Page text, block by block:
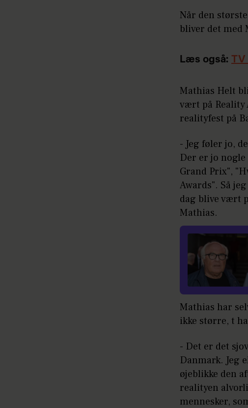
Når den
bliver det med
Læs også: TV
Mathias Helt
vært på Reality
realityfest på
- Jeg føler jo,
Der er jo
Grand Prix",
Awards". Så
dag blive vært
Mathias.
Mathias har
ikke større, t
- Det er det
Danmark. Jeg
øjeblikke den
realityen
mennesker,